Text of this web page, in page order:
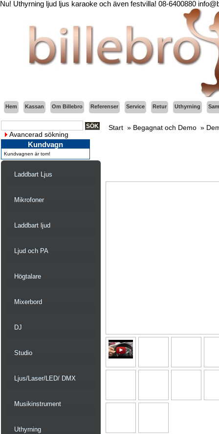
Nu! Uthyrning ljud ljus karaoke och även festvilla! 08-6400880
Hem Kassan Om Billebro Referenser Service Retur Uthyrning
Avancerad sökning
Kundvagn
Kundvagnen är tom!
Laddbart Ljus
Mikrofoner
Laddbart ljud
Ljud och PA
Högtalare
Mixerbord
DJ
Studio
Ljus/Laser/LED/ DMX
Musikinstrument
Uthyrning
Start » Begagnat och Demo »